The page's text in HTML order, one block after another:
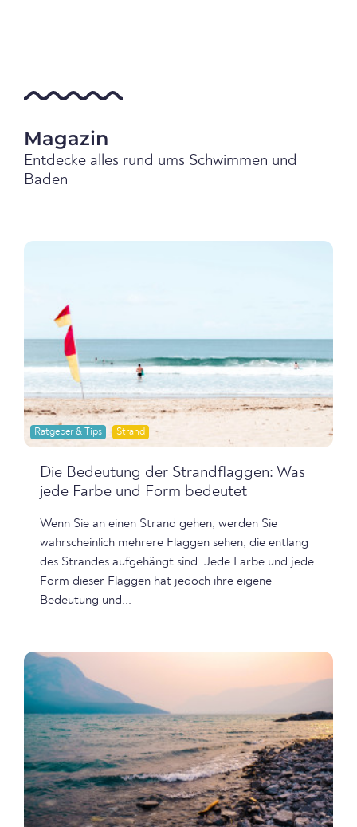
Magazin
Entdecke alles rund ums Schwimmen und
Baden
Ratgeber & Tips Strand
Die Bedeutung der Strandflaggen: Was
jede Farbe und Form bedeutet
Wenn Sie an einen Strand gehen, werden Sie
wahrscheinlich mehrere Flaggen sehen, die entlang
des Strandes aufgehängt sind. Jede Farbe und jede
Form dieser Flaggen hat jedoch ihre eigene
Bedeutung und...